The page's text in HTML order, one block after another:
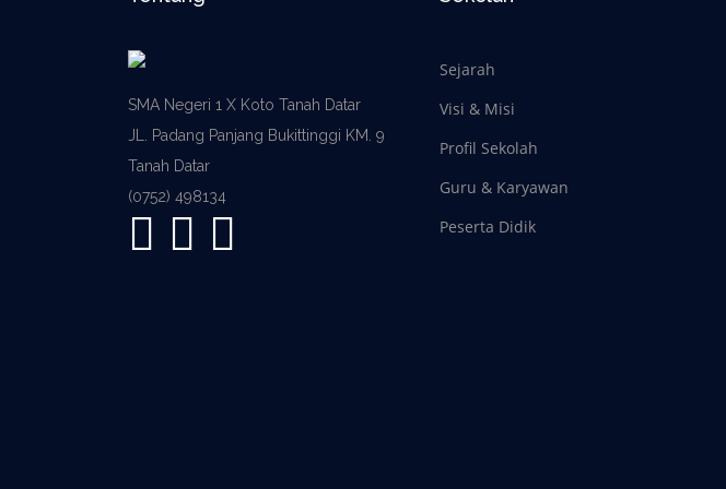
SMA Negeri 1 X Koto Tanah Datar
JL. Padang Panjang Bukittinggi KM. 9
Tanah Datar
(0752) 498134
Sejarah
Visi & Misi
Profil Sekolah
Guru & Karyawan
Peserta Didik